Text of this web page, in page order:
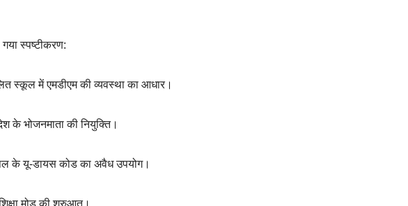
गया स्पष्टीकरण:
स्कूल में एमडीएम की व्यवस्था का आधार।
के भोजनमाता की नियुक्ति।
के यू-डायस कोड का अवैध उपयोग।
मोड की शुरुआत।